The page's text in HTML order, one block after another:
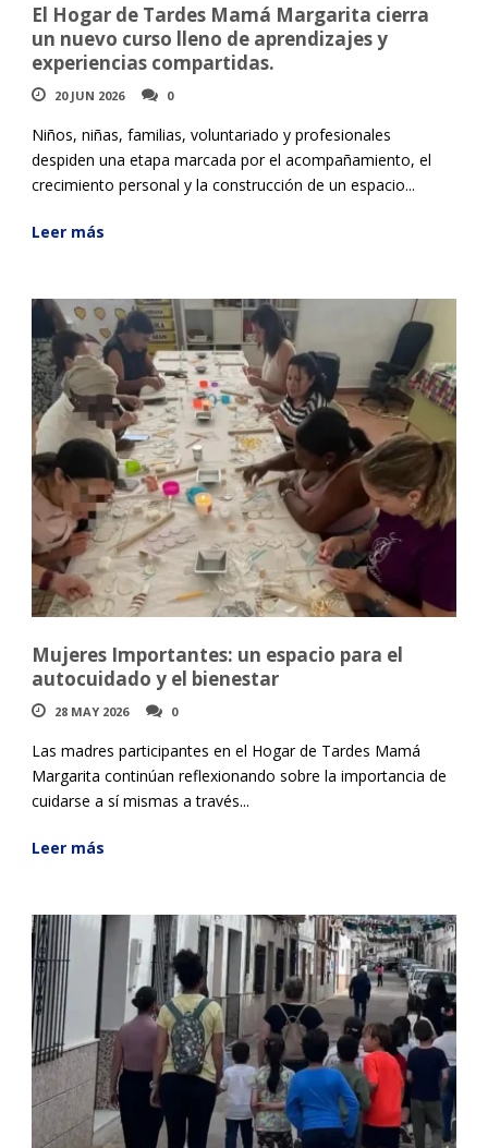
El Hogar de Tardes Mamá Margarita cierra
un nuevo curso lleno de aprendizajes y
experiencias compartidas.
20 JUN 2026 0
Niños, niñas, familias, voluntariado y profesionales
despiden una etapa marcada por el acompañamiento, el
crecimiento personal y la construcción de un espacio...
Leer más
Mujeres Importantes: un espacio para el
autocuidado y el bienestar
28 MAY 2026 0
Las madres participantes en el Hogar de Tardes Mamá
Margarita continúan reflexionando sobre la importancia de
cuidarse a sí mismas a través...
Leer más